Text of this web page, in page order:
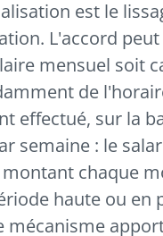
est le
L'accord
mensuel soit
de
effectué, sur la
semaine : le
chaque
haute ou en
mécanisme